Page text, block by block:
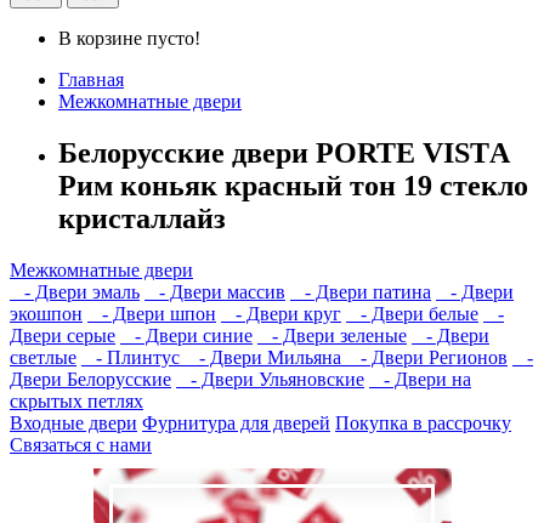
В корзине пусто!
Главная
Межкомнатные двери
Белорусские двери PORTE VISTА
Рим коньяк красный тон 19 стекло
кристаллайз
Межкомнатные двери
- Двери эмаль
- Двери массив - Двери патина
- Двери
экошпон
- Двери шпон - Двери круг - Двери белые
-
Двери серые
- Двери синие - Двери зеленые
- Двери
светлые
- Плинтус - Двери Мильяна - Двери Регионов
-
Двери Белорусские
- Двери Ульяновские
- Двери на
скрытых петлях
Входные двери Фурнитура для дверей Покупка в рассрочку
Связаться с нами